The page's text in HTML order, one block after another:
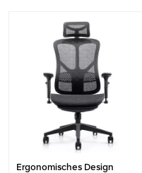
Ergonomisches Design